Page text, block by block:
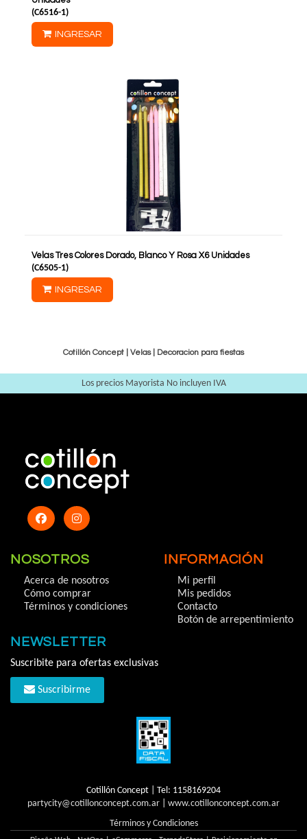
(C6516-1)
INGRESAR
Velas Tres Colores Dorado, Blanco Y Rosa X6 Unidades
(C6505-1)
INGRESAR
Cotillón Concept | Velas| Decoracion para fiestas
Los precios Mayorista No incluyen IVA
NOSOTROS
Acerca de nosotros
Cómo comprar
Términos y condiciones
INFORMACIÓN
Mi perfil
Mis pedidos
Contacto
Botón de arrepentimiento
NEWSLETTER
Suscribite para ofertas exclusivas
Suscribirme
Cotillón Concept | Tel: 1158169204
partycity@cotillonconcept.com.ar
www.cotillonconcept.com.ar
Términos y Condiciones